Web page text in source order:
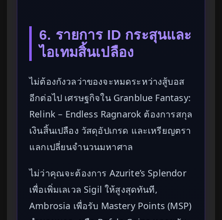
6. รายการ ID กระสุนและ
ไอเทมสิ้นเปลือง
ไม่ต้องกังวลว่าของจะหมดระหว่างสู้บอส
อีกต่อไป เศรษฐกิจใน Granblue Fantasy:
Relink – Endless Ragnarok ต้องการสกุล
เงินสิ้นเปลือง วัสดุอัปเกรด และเหรียญตรา
แลกเปลี่ยนจำนวนมหาศาล
ไม่ว่าคุณจะต้องการ Azurite’s Splendor
เพื่อเพิ่มเลเวล Sigil ให้สูงสุดทันที,
Ambrosia เพื่อรับ Mastery Points (MSP)